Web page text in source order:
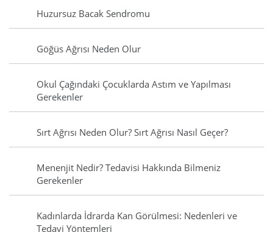
Huzursuz Bacak Sendromu
Göğüs Ağrısı Neden Olur
Okul Çağındaki Çocuklarda Astım ve Yapılması
Gerekenler
Sırt Ağrısı Neden Olur? Sırt Ağrısı Nasıl Geçer?
Menenjit Nedir? Tedavisi Hakkında Bilmeniz
Gerekenler
Kadınlarda İdrarda Kan Görülmesi: Nedenleri ve
Tedavi Yöntemleri